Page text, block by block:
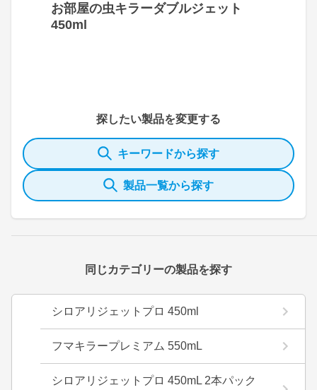
お部屋の虫キラーダブルジェット
450ml
探したい製品を変更する
キーワードから探す
製品一覧から探す
同じカテゴリーの製品を探す
シロアリジェットプロ 450ml
フマキラープレミアム 550mL
シロアリジェットプロ 450mL 2本パック